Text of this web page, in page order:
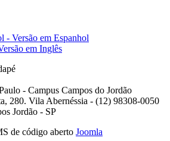
- Versão em Espanhol
em Inglês
- Campus Campos do Jordão
280. Vila Abernéssia - (12) 98308-0050
Jordão - SP
de código aberto Joomla